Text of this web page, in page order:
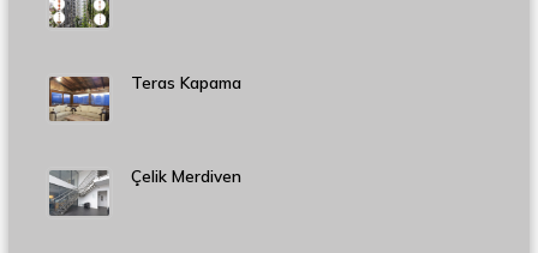
Teras Kapama
Çelik Merdiven